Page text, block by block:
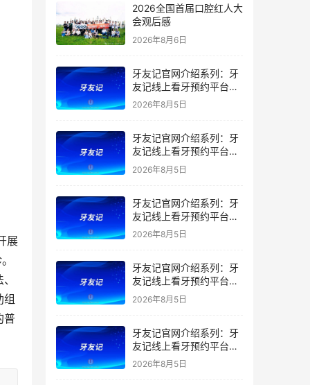
展
普
2026全国首届口腔红人大
会观后感
2026年8月6日
牙友记官网介绍系列：牙
友记线上看牙预约平台是
干什么的？靠谱吗？
2026年8月5日
牙友记官网介绍系列：牙
友记线上看牙预约平台让
看牙不再靠运气
2026年8月5日
牙友记官网介绍系列：牙
友记线上看牙预约平台打
破口腔行业专业壁垒新手
2026年8月5日
牙友记官网介绍系列：牙
友记线上看牙预约平台落
地同城就诊经验打破未知
2026年8月5日
牙友记官网介绍系列：牙
友记线上看牙预约平台的
优势在哪里？
2026年8月5日